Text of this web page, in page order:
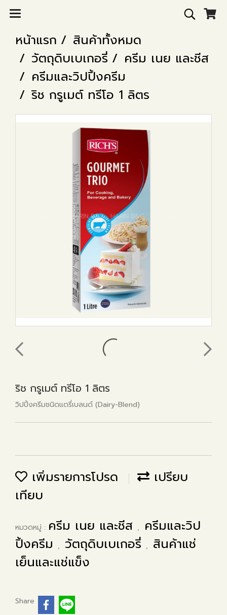
หน้าแรก
สินค้าทั้งหมด
วัตถุดิบเบเกอรี่
ครีม เนย และชีส
ครีมและวิปปิ้งครีม
ริช กรูเมต์ ทรีโอ 1 ลิตร
ริช กรูเมต์ ทรีโอ 1 ลิตร
วิปปิ้งครีมชนิดแดรี่เบลนด์ (Dairy-Blend)
เพิ่มรายการโปรด
เปรียบ
เทียบ
หมวดหมู่ : ครีม เนย และชีส ,
ครีมและวิป
ปิ้งครีม , วัตถุดิบเบเกอรี่ , สินค้าแช่
เย็นและแช่แข็ง
Share